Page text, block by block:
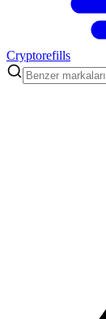
Cryptorefills